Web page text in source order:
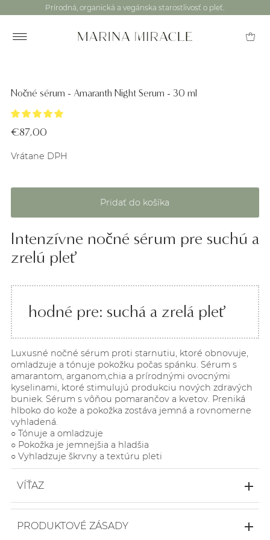
Prírodná, organická a vegánska starostlivosť o pleť.
Nočné sérum - Amaranth Night Serum - 30 ml
€87,00
Vrátane DPH
Intenzívne nočné sérum pre suchú a
zrelú pleť
hodné pre: suchá a zrelá pleť
Luxusné nočné sérum proti starnutiu, ktoré obnovuje,
omladzuje a tónuje pokožku počas spánku. Sérum s
amarantom, arganom,chia a prírodnými ovocnými
kyselinami, ktoré stimulujú produkciu nových zdravých
buniek. Sérum s vôňou pomarančov a kvetov. Preniká
hlboko do kože a pokožka zostáva jemná a rovnomerne
vyhladená.
○ Tónuje a omladzuje
○ Pokožka je jemnejšia a hladšia
○ Vyhladzuje škrvny a textúru pleti
VÍŤAZ
Global Makeup Awards 2020
○ BRONZE Winner - Best Night Cream
PRODUKTOVÉ ZÁSADY